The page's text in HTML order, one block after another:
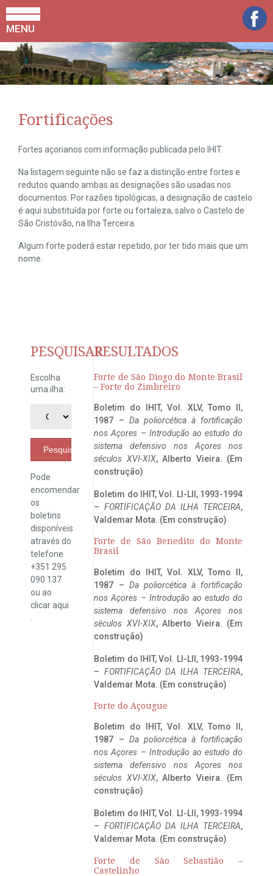
MENU
Fortificações
Fortes açorianos com informação publicada pelo IHIT.
Na listagem seguinte não se faz a distinção entre fortes e
redutos quando ambas as designações são usadas nos
documentos. Por razões tipológicas, a designação de castelo
é aqui substituída por forte ou fortaleza, salvo o Castelo de
São Cristóvão, na Ilha Terceira.
Algum forte poderá estar repetido, por ter tido mais que um
nome.
PESQUISAR
Escolha
uma ilha:
Pesquisar
Pode
encomendar
os
boletins
disponíveis
através do
telefone
+351 295
090 137
ou ao
clicaraqui
RESULTADOS
Forte de São Diogo do Monte Brasil
– Forte do Zimbreiro
Boletim do IHIT, Vol. XLV, Tomo II,
1987 – Da poliorcética à fortificação
nos Açores – Introdução ao estudo do
sistema defensivo nos Açores nos
séculos XVI-XIX, Alberto Vieira. (Em
construção)
Boletim do IHIT, Vol. LI-LII, 1993-1994
– FORTIFICAÇÃO DA ILHA TERCEIRA,
Valdemar Mota. (Em construção)
Forte de São Benedito do Monte
Brasil
Boletim do IHIT, Vol. XLV, Tomo II,
1987 – Da poliorcética à fortificação
nos Açores – Introdução ao estudo do
sistema defensivo nos Açores nos
séculos XVI-XIX, Alberto Vieira. (Em
construção)
Boletim do IHIT, Vol. LI-LII, 1993-1994
– FORTIFICAÇÃO DA ILHA TERCEIRA,
Valdemar Mota. (Em construção)
Forte do Açougue
Boletim do IHIT, Vol. XLV, Tomo II,
1987 – Da poliorcética à fortificação
nos Açores – Introdução ao estudo do
sistema defensivo nos Açores nos
séculos XVI-XIX, Alberto Vieira. (Em
construção)
Boletim do IHIT, Vol. LI-LII, 1993-1994
– FORTIFICAÇÃO DA ILHA TERCEIRA,
Valdemar Mota. (Em construção)
Forte de São Sebastião –
Castelinho